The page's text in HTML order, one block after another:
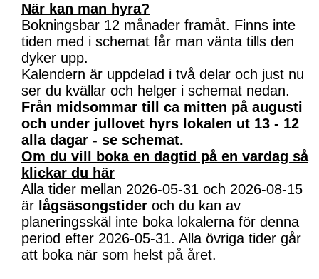
När kan man hyra?
Bokningsbar 12 månader framåt. Finns inte
tiden med i schemat får man vänta tills den
dyker upp.
Kalendern är uppdelad i två delar och just nu
ser du kvällar och helger i schemat nedan.
Från midsommar till ca mitten på augusti
och under jullovet hyrs lokalen ut 13 - 12
alla dagar - se schemat.
Om du vill boka en dagtid på en vardag så
klickar du här
Alla tider mellan 2026-05-31 och 2026-08-15
är lågsäsongstider och du kan av
planeringsskäl inte boka lokalerna för denna
period efter 2026-05-31. Alla övriga tider går
att boka när som helst på året.